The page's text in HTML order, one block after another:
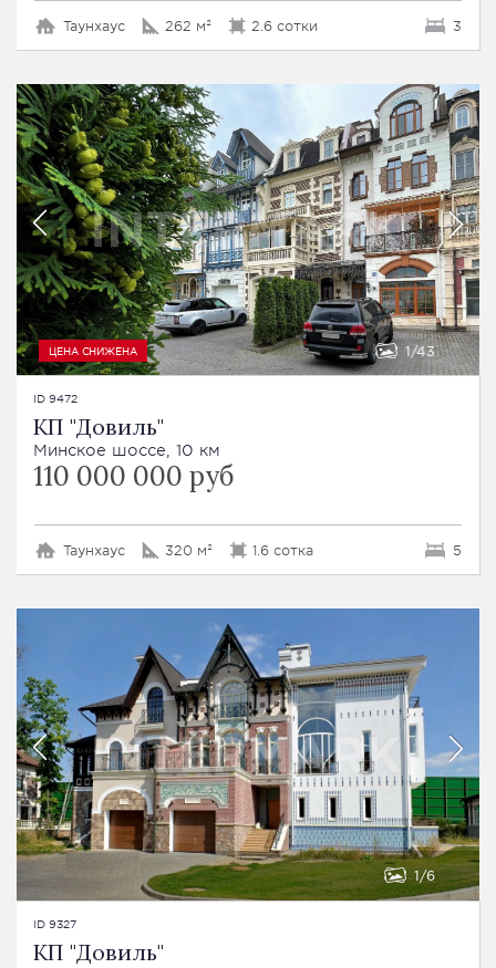
Таунхаус 262 м² 2.6 сотки 3
ЦЕНА СНИЖЕНА 1 43
ID 9472
КП "Довиль"
Минское шоссе, 10 км
110 000 000 руб
Таунхаус 320 м² 1.6 сотка 5
1 6
ID 9327
КП "Довиль"